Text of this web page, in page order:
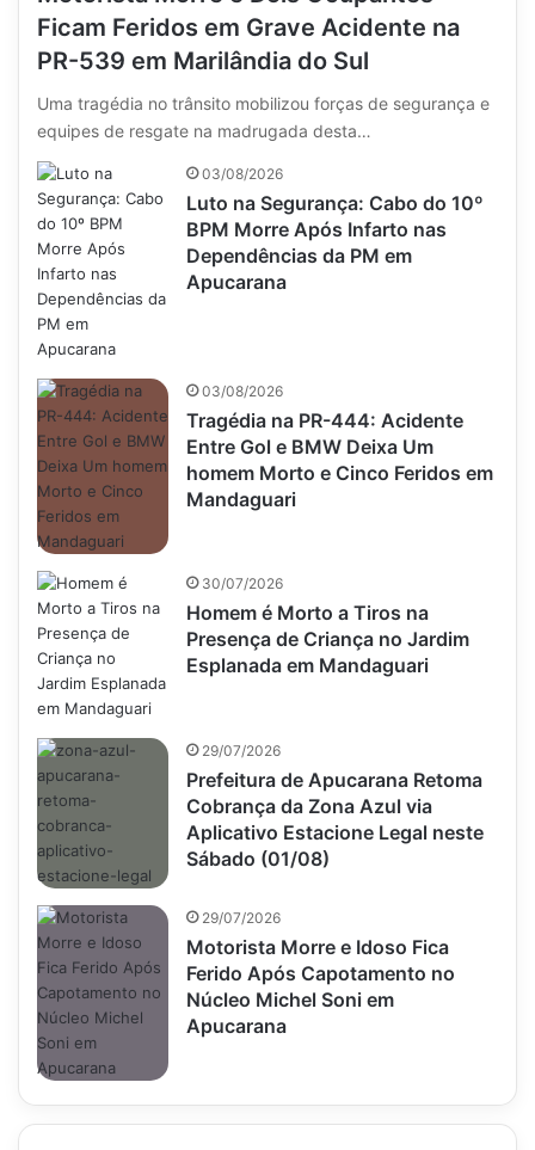
Ficam Feridos em Grave Acidente na
PR-539 em Marilândia do Sul
Uma tragédia no trânsito mobilizou forças de segurança e
equipes de resgate na madrugada desta…
03/08/2026
Luto na Segurança: Cabo do 10º
BPM Morre Após Infarto nas
Dependências da PM em
Apucarana
03/08/2026
Tragédia na PR-444: Acidente
Entre Gol e BMW Deixa Um
homem Morto e Cinco Feridos em
Mandaguari
30/07/2026
Homem é Morto a Tiros na
Presença de Criança no Jardim
Esplanada em Mandaguari
29/07/2026
Prefeitura de Apucarana Retoma
Cobrança da Zona Azul via
Aplicativo Estacione Legal neste
Sábado (01/08)
29/07/2026
Motorista Morre e Idoso Fica
Ferido Após Capotamento no
Núcleo Michel Soni em
Apucarana